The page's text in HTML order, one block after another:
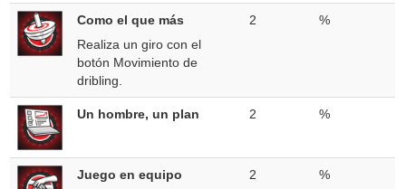
Como el que más
Realiza un giro con el
botón Movimiento de
dribling.
2 %
Un hombre, un plan 2 %
Juego en equipo
2 %